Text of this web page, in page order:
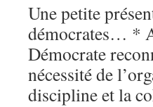
Une petite
démocrates… *
Démocrate
nécessité de
discipline et la